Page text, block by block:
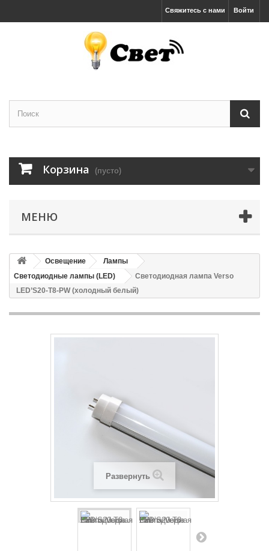
Войти
Свяжитесь с нами
Корзина (пусто)
МЕНЮ
Освещение
Лампы
Светодиодные лампы (LED)
Светодиодная лампа Verso
LED’S20-T8-PW (холодный белый)
Развернуть